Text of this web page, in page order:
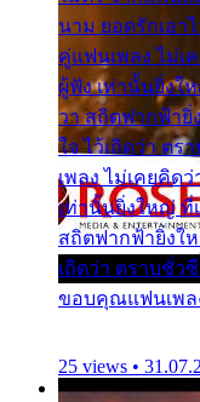
นาม ยอดรักเอา
คู่แฟนเพลง ไม่เ
ผู้ฟัง เท่านั้นยิ่งใ
วา สถิตฟากฟ้ายิ่
ใจ ไว้เถิดว่า ต
เพลง ไม่เคยคิด
เท่านั้นยิ่งใหญ่ ที่
สถิตฟากฟ้ายิ่งใ
เถิดว่า ตราบชั่ว
ขอบคุณแฟนเพลง
25 views •